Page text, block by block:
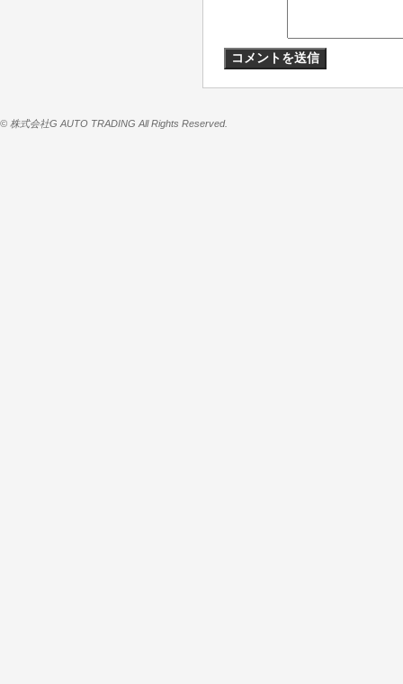
© 株式会社G AUTO TRADING All Rights Reserved.